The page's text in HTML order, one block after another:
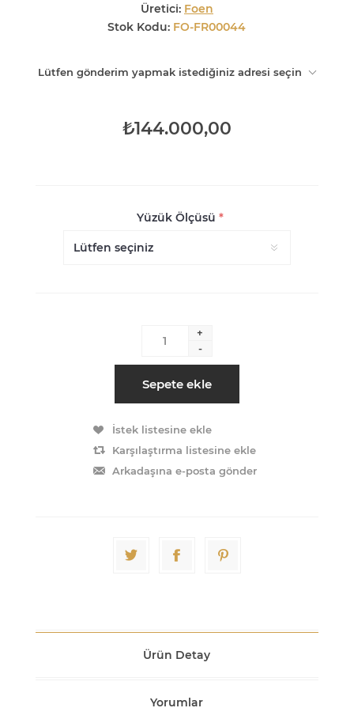
Üretici: Foen
Stok Kodu: FO-FR00044
Lütfen gönderim yapmak istediğiniz adresi seçin
₺144.000,00
Yüzük Ölçüsü *
+
-
Sepete ekle
İstek listesine ekle
Karşılaştırma listesine ekle
Arkadaşına e-posta gönder
Ürün Detay
Yorumlar